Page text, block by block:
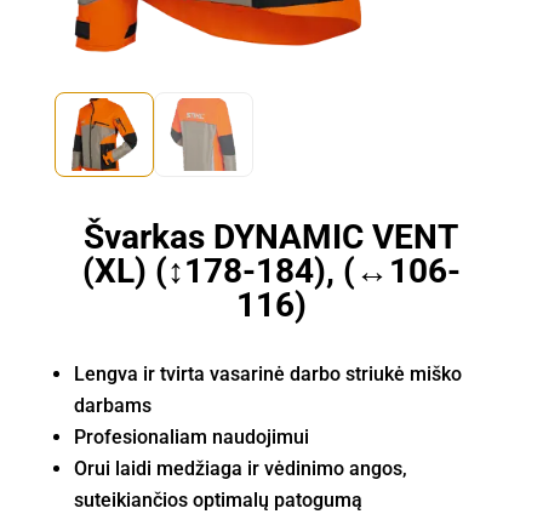
Švarkas DYNAMIC VENT
(XL) (↕178-184), (↔106-
116)
Lengva ir tvirta vasarinė darbo striukė miško
darbams
Profesionaliam naudojimui
Orui laidi medžiaga ir vėdinimo angos,
suteikiančios optimalų patogumą